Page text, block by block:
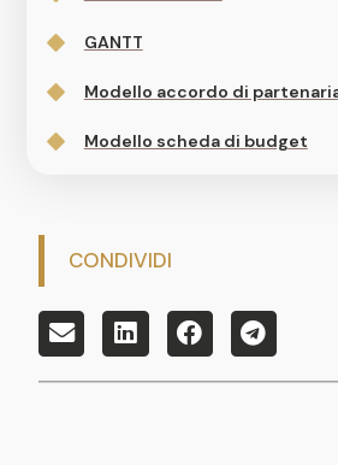
GANTT
Modello accordo di
Modello scheda di budget
CONDIVIDI